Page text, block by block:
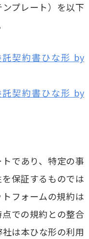
プレート）を以下
託契約書ひな形 by
託契約書ひな形 by
であり、特定の事
保証するものでは
フォームの規約は
での規約との整合
は本ひな形の利用